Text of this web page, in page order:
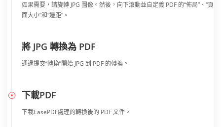
如果需要，請旋轉 JPG 圖像。然後，向下滾動並自定義 PDF 的“佈局”、“頁
面大小”和“邊距”。
將 JPG 轉換為 PDF
通過提交“轉換”開始 JPG 到 PDF 的轉換。
下載PDF
下載EasePDF處理的轉換後的 PDF 文件。